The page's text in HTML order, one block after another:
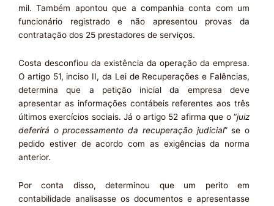
mil. Também apontou que a companhia conta com um
funcionário registrado e não apresentou provas da
contratação dos 25 prestadores de serviços.
Costa desconfiou da existência da operação da empresa.
O artigo 51, inciso II, da Lei de Recuperações e Falências,
determina que a petição inicial da empresa deve
apresentar as informações contábeis referentes aos três
últimos exercícios sociais. Já o artigo 52 afirma que o “juiz
deferirá o processamento da recuperação judicial” se o
pedido estiver de acordo com as exigências da norma
anterior.
Por conta disso, determinou que um perito em
contabilidade analisasse os documentos e apresentasse